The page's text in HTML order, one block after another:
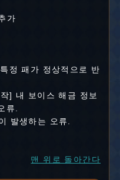
가
정 패가 정상적으로 반
] 내 보이스 해금 정보
류.
발생하는 오류.
맨 위로 돌아간다